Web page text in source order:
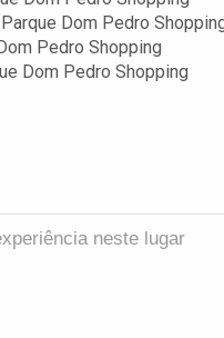
Dom Pedro
Pedro Shopping
Dom Pedro Shopping